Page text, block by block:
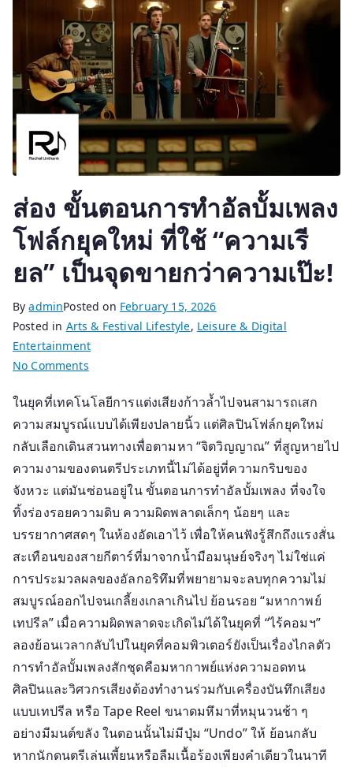
ส่อง ขั้นตอนการทำอัลบั้มเพลง
โฟล์กยุคใหม่ ที่ใช้ “ความเรี
ยล” เป็นจุดขายกว่าความเป๊ะ!
ByadminPosted on February 15, 2026
Posted in Arts & Festival Lifestyle, Leisure & Digital
Entertainment
No Commentson
ขั้น
ตอน
การ
ทำ
อัลบั้ม
โฟล์ก
ยุค
ใหม่
ที่
ใช้
“ความ
เรี
ขาย
กว่า
ความ
ในยุคที่เทคโนโลยีการแต่งเสียงก้าวล้ำไปจนสามารถเสก
ความสมบูรณ์แบบได้เพียงปลายนิ้ว แต่ศิลปินโฟล์กยุคใหม่
กลับเลือกเดินสวนทางเพื่อตามหา “จิตวิญญาณ” ที่สูญหายไป
ความงามของดนตรีประเภทนี้ไม่ได้อยู่ที่ความกริบของ
จังหวะ แต่มันซ่อนอยู่ใน ขั้นตอนการทำอัลบั้มเพลง ที่จงใจ
ทิ้งร่องรอยความดิบ ความผิดพลาดเล็กๆ น้อยๆ และ
บรรยากาศสดๆ ในห้องอัดเอาไว้ เพื่อให้คนฟังรู้สึกถึงแรงสั่น
สะเทือนของสายกีตาร์ที่มาจากน้ำมือมนุษย์จริงๆ ไม่ใช่แค่
การประมวลผลของอัลกอริทึมที่พยายามจะลบทุกความไม่
สมบูรณ์ออกไปจนเกลี้ยงเกลาเกินไป ย้อนรอย “มหากาพย์
เทปรีล” เมื่อความผิดพลาดจะเกิดไม่ได้ในยุคที่ “ไร้คอมฯ”
ลองย้อนเวลากลับไปในยุคที่คอมพิวเตอร์ยังเป็นเรื่องไกลตัว
การทำอัลบั้มเพลงสักชุดคือมหากาพย์แห่งความอดทน
ศิลปินและวิศวกรเสียงต้องทำงานร่วมกับเครื่องบันทึกเสียง
แบบเทปรีล หรือ Tape Reel ขนาดมหึมาที่หมุนวนช้า ๆ
อย่างมีมนต์ขลัง ในตอนนั้นไม่มีปุ่ม “Undo” ให้ ย้อนกลับ
หากนักดนตรีเล่นเพี้ยนหรือลืมเนื้อร้องเพียงคำเดียวในนาที